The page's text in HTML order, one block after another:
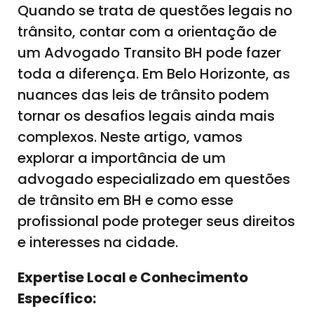
Quando se trata de questões legais no
trânsito, contar com a orientação de
um Advogado Transito BH pode fazer
toda a diferença. Em Belo Horizonte, as
nuances das leis de trânsito podem
tornar os desafios legais ainda mais
complexos. Neste artigo, vamos
explorar a importância de um
advogado especializado em questões
de trânsito em BH e como esse
profissional pode proteger seus direitos
e interesses na cidade.
Expertise Local e Conhecimento
Específico: